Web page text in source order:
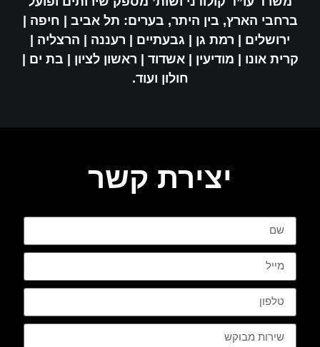
ברחבי הארץ, בין היתר, בערים: תל אביב | חיפה |
ירושלים | רמת גן | גבעתיים | רעננה | הרצליה |
קרית אונו | מודיעין | אשדוד | ראשון לציון | בת ים |
חולון ועוד.
יצירת קשר